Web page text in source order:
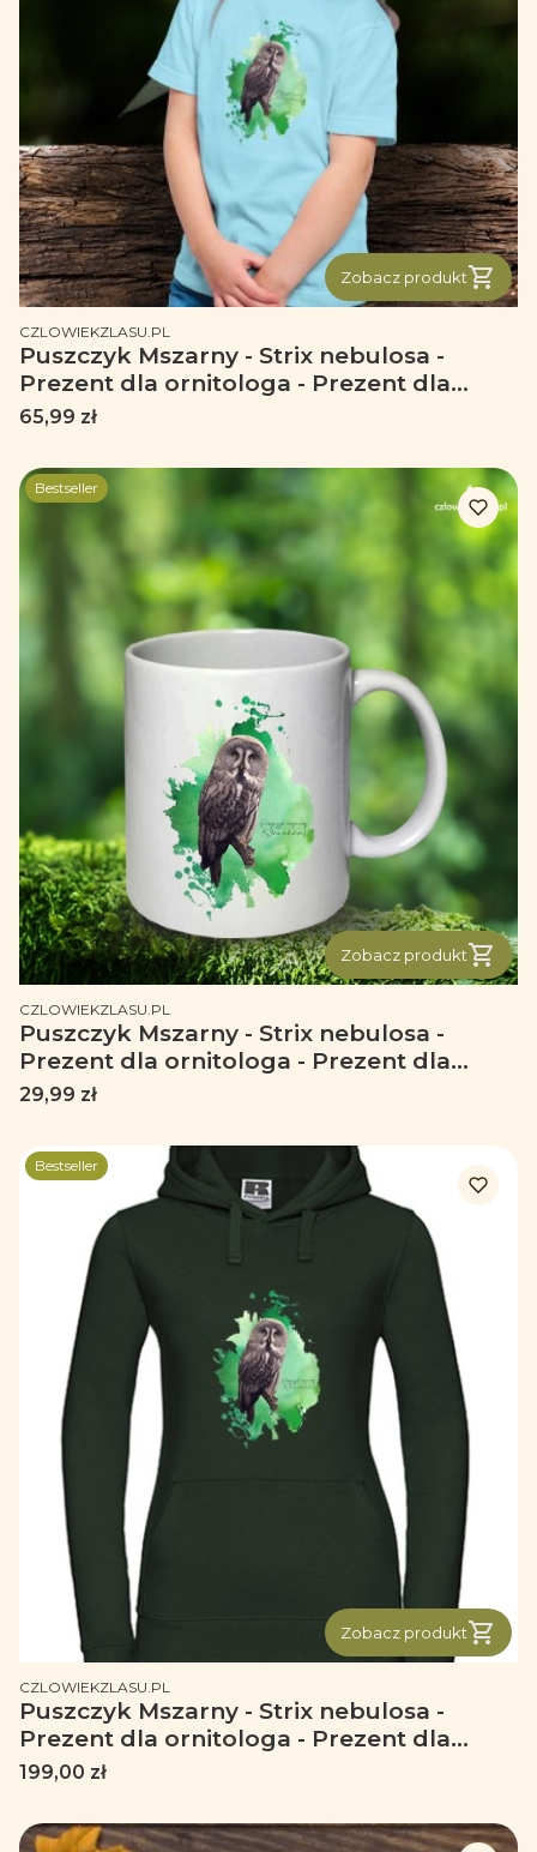
Zobacz produkt
PRODUCENT
CZLOWIEKZLASU.PL
Puszczyk Mszarny - Strix nebulosa -
Prezent dla ornitologa - Prezent dla
przyrodnika - Koszulka dziecięca
Cena
65,99 zł
Bestseller
Zobacz produkt
PRODUCENT
CZLOWIEKZLASU.PL
Puszczyk Mszarny - Strix nebulosa -
Prezent dla ornitologa - Prezent dla
przyrodnika - Kubek ceramiczny
Cena
29,99 zł
Bestseller
Zobacz produkt
PRODUCENT
CZLOWIEKZLASU.PL
Puszczyk Mszarny - Strix nebulosa -
Prezent dla ornitologa - Prezent dla
przyrodnika - Bluza
Cena
199,00 zł